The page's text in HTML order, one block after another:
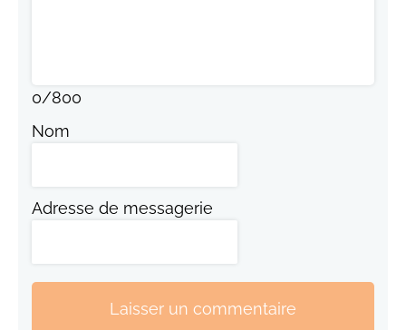
0/800
Nom
Adresse de messagerie
Laisser un commentaire